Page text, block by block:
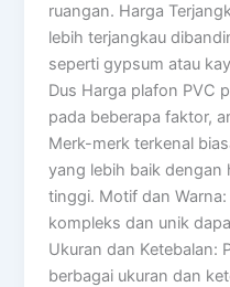
ruangan. Harga
lebih terjangkau
seperti gypsum atau
Dus Harga plafon PVC
pada beberapa faktor,
Merk-merk terkenal
yang lebih baik dengan
tinggi. Motif dan
kompleks dan unik
Ukuran dan Ketebalan:
berbagai ukuran dan